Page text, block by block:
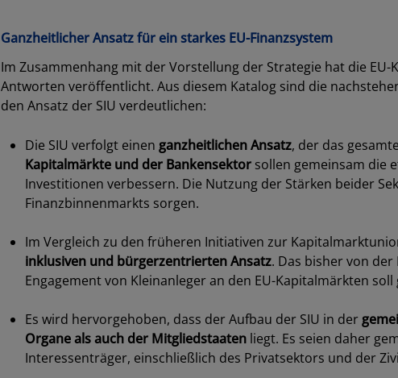
Ganzheitlicher Ansatz für ein starkes EU-Finanzsystem
Im Zusammenhang mit der Vorstellung der Strategie hat die EU-
Antworten veröffentlicht. Aus diesem Katalog sind die
den Ansatz der SIU verdeutlichen:
Die SIU verfolgt einen ganzheitlichen Ansatz, der das
Kapitalmärkte und der Bankensektor sollen gemeinsam die
Investitionen verbessern. Die Nutzung der Stärken beider
Finanzbinnenmarkts sorgen.
Im Vergleich zu den früheren Initiativen zur
inklusiven und bürgerzentrierten Ansatz. Das bisher von
Engagement von Kleinanleger an den EU-Kapitalmärkten
Es wird hervorgehoben, dass der Aufbau der SIU in der
Organe als auch der Mitgliedstaaten liegt. Es seien daher
Interessenträger, einschließlich des Privatsektors und der
SCHLIESSEN